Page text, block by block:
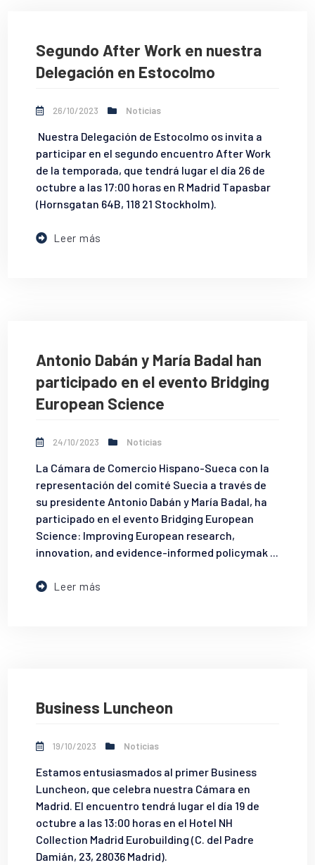
Segundo After Work en nuestra
Delegación en Estocolmo
26/10/2023 Noticias
Nuestra Delegación de Estocolmo os invita a
participar en el segundo encuentro After Work
de la temporada, que tendrá lugar el día 26 de
octubre a las 17:00 horas en R Madrid Tapasbar
(Hornsgatan 64B, 118 21 Stockholm).
Leer más
Antonio Dabán y María Badal han
participado en el evento Bridging
European Science
24/10/2023 Noticias
La Cámara de Comercio Hispano-Sueca con la
representación del comité Suecia a través de
su presidente Antonio Dabán y María Badal, ha
participado en el evento Bridging European
Science: Improving European research,
innovation, and evidence-informed policymak ...
Leer más
Business Luncheon
19/10/2023 Noticias
Estamos entusiasmados al primer Business
Luncheon, que celebra nuestra Cámara en
Madrid. El encuentro tendrá lugar el día 19 de
octubre a las 13:00 horas en el Hotel NH
Collection Madrid Eurobuilding (C. del Padre
Damián, 23, 28036 Madrid).